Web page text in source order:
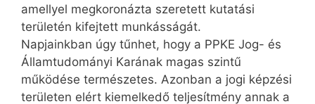
amellyel megkoronázta szeretett kutatási
területén kifejtett munkásságát.
Napjainkban úgy tűnhet, hogy a PPKE Jog- és
Államtudományi Karának magas szintű
működése természetes. Azonban a jogi képzési
területen elért kiemelkedő teljesítmény annak a